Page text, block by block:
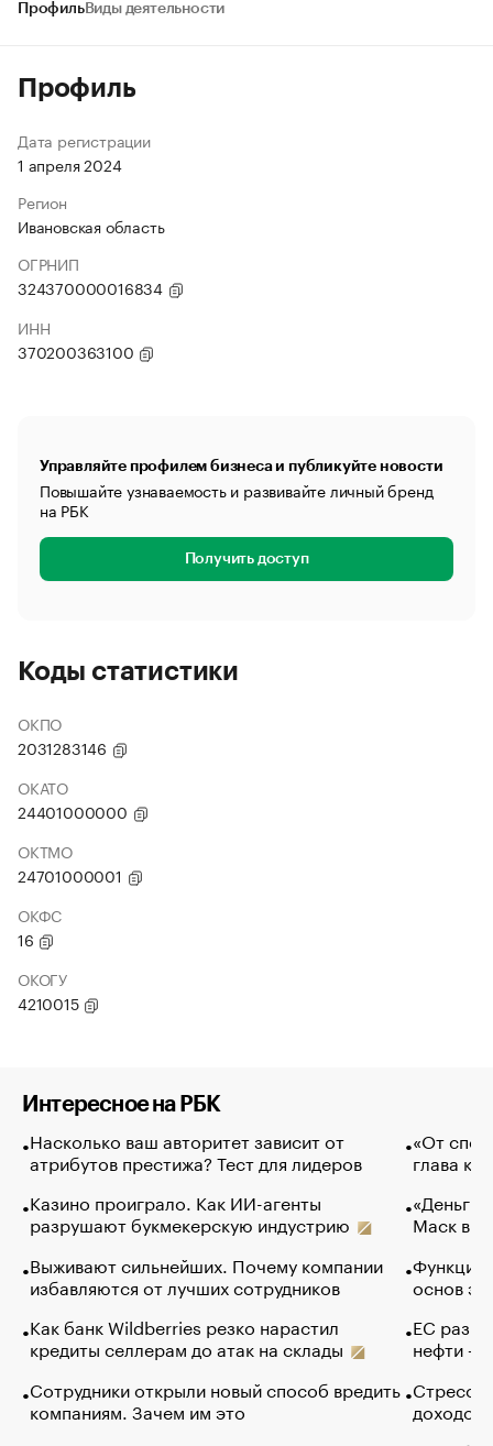
ПрофильВиды деятельности
Профиль
Дата регистрации
1 апреля 2024
Регион
Ивановская область
ОГРНИП
324370000016834
ИНН
370200363100
Управляйте профилем бизнеса и публикуйте новости
Повышайте узнаваемость и развивайте личный бренд
на РБК
Получить доступ
Коды статистики
ОКПО
2031283146
ОКАТО
24401000000
ОКТМО
24701000001
ОКФС
16
ОКОГУ
4210015
Интересное на РБК
Насколько ваш авторитет зависит от
атрибутов престижа? Тест для лидеров
Казино проиграло. Как ИИ-агенты
разрушают букмекерскую индустрию
Выживают сильнейших. Почему компании
избавляются от лучших сотрудников
Как банк Wildberries резко нарастил
кредиты селлерам до атак на склады
Сотрудники открыли новый способ вредить
компаниям. Зачем им это
«От
глава
«Деньги
Маск в
Функции
основ
ЕС
нефти —
Стресс
доходов